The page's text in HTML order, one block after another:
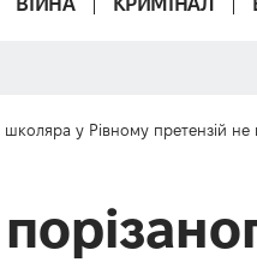
школяра у Рівному претензій